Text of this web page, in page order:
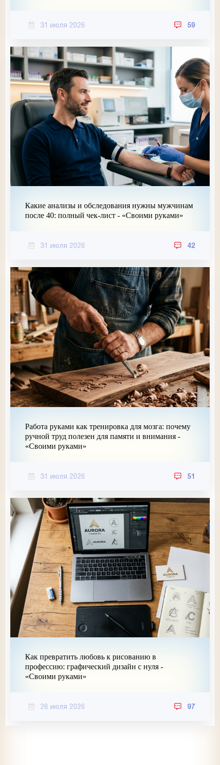
31 июля 2026 59
Какие анализы и обследования нужны мужчинам
после 40: полный чек-лист - «Своими руками»
31 июля 2026 42
Работа руками как тренировка для мозга: почему
ручной труд полезен для памяти и внимания -
«Своими руками»
31 июля 2026 51
Как превратить любовь к рисованию в
профессию: графический дизайн с нуля -
«Своими руками»
26 июля 2026 97